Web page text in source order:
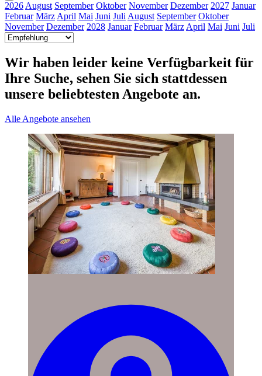
2026 August September Oktober November Dezember 2027 Januar
Februar März April Mai Juni Juli August September Oktober
November Dezember 2028 Januar Februar März April Mai Juni Juli
Wir haben leider keine Verfügbarkeit für
Ihre Suche, sehen Sie sich stattdessen
unsere beliebtesten Angebote an.
Alle Angebote ansehen